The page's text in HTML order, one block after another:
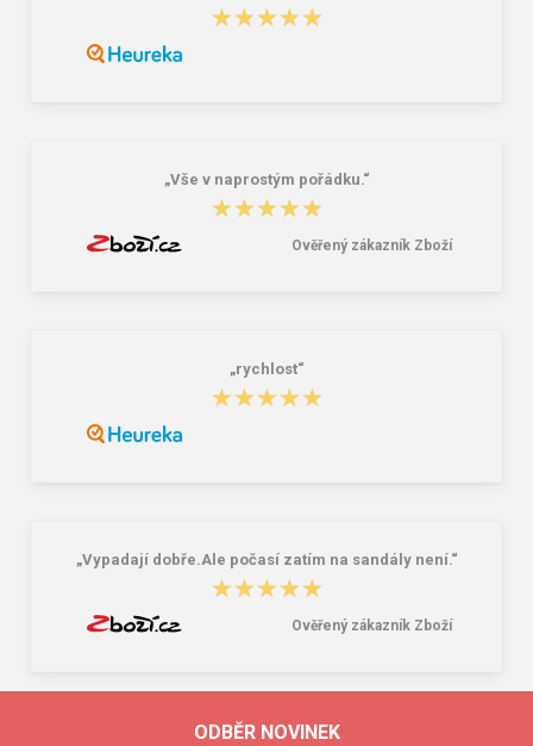
★★★★★
★★★★★
„Vše v naprostým pořádku.“
★★★★★
★★★★★
Ověřený zákazník Zboží
„rychlost“
★★★★★
★★★★★
„Vypadají dobře.Ale počasí zatím na sandály není.“
★★★★★
★★★★★
Ověřený zákazník Zboží
ODBĚR NOVINEK